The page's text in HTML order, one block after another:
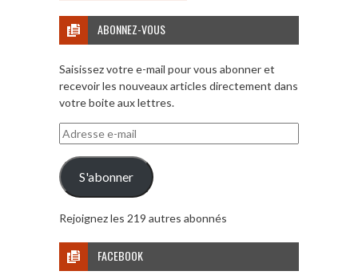
ABONNEZ-VOUS
Saisissez votre e-mail pour vous abonner et
recevoir les nouveaux articles directement dans
votre boite aux lettres.
Adresse
e-
mail
S'abonner
Rejoignez les 219 autres abonnés
FACEBOOK